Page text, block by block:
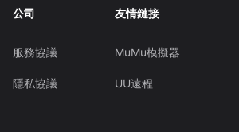
公司
服務協議
隱私協議
友情鏈接
MuMu模擬器
UU遠程